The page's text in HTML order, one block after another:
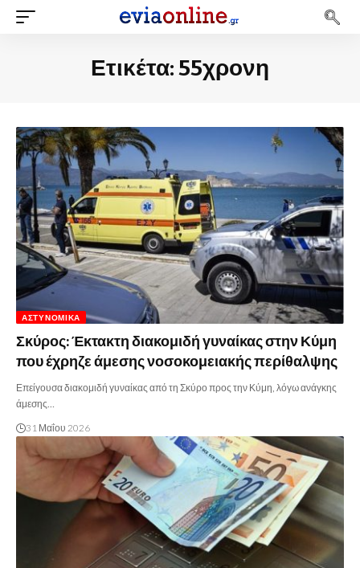
Ετικέτα:55χρονη
ΑΣΤΥΝΟΜΙΚΆ
Σκύρος: Έκτακτη διακομιδή γυναίκας στην Κύμη
που έχρηζε άμεσης νοσοκομειακής περίθαλψης
Επείγουσα διακομιδή γυναίκας από τη Σκύρο προς την Κύμη, λόγω ανάγκης
άμεσης…
31 Μαΐου 2026